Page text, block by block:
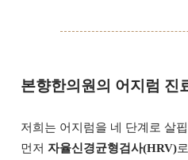
본향한의원의 어지럼
저희는 어지럼을 네 단계로 살
먼저 자율신경균형검사(HRV)